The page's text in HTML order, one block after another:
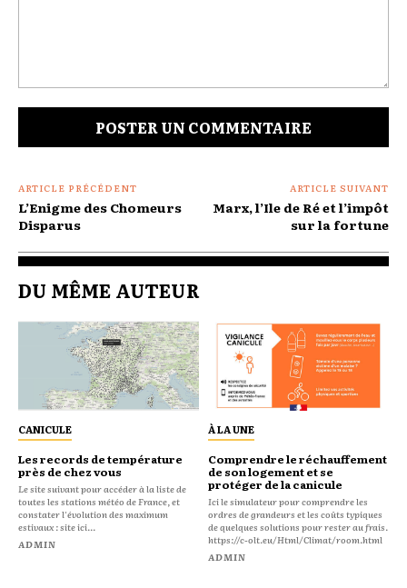
ARTICLE PRÉCÉDENT
L’Enigme des Chomeurs
Disparus
ARTICLE SUIVANT
Marx, l’Ile de Ré et l’impôt
sur la fortune
DU MÊME AUTEUR
CANICULE
Les records de température
près de chez vous
Le site suivant pour accéder à la liste de
toutes les stations météo de France, et
constater l'évolution des maximum
estivaux : site ici...
ADMIN
À LA UNE
Comprendre le réchauffement
de son logement et se
protéger de la canicule
Ici le simulateur pour comprendre les
ordres de grandeurs et les coûts typiques
de quelques solutions pour rester au frais.
https://c-olt.eu/Html/Climat/room.html
ADMIN